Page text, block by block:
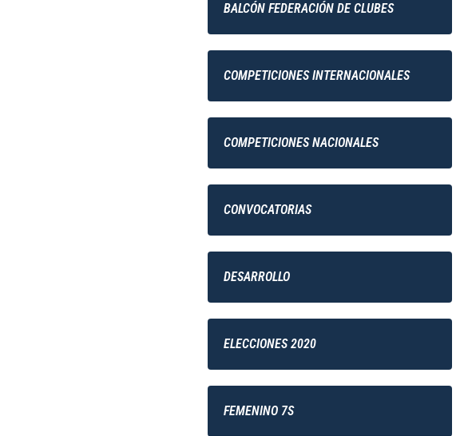
BALCÓN FEDERACIÓN DE CLUBES
COMPETICIONES INTERNACIONALES
COMPETICIONES NACIONALES
CONVOCATORIAS
DESARROLLO
ELECCIONES 2020
FEMENINO 7S